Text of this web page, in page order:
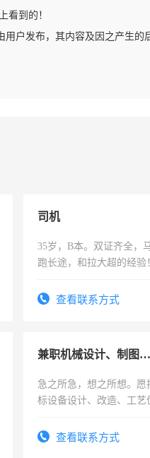
上看到的！
用户发布，其内容及因之产生的
司机
35岁，B本。双证齐全，
跑长途，和拉大超的经验
查看联系方式
兼职机械设计、制图、设备改造
急之所急，想之所想。愿
标设备设计、改造、工艺
结识有识之士，共享未来
查看联系方式